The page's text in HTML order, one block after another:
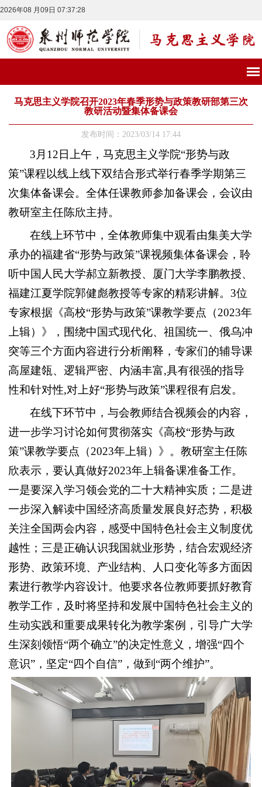
2026年08 月09日 07:37:28
马克思主义学院召开2023年春季形势与政策教研部第三次
教研活动暨集体备课会
发布时间：2023/03/14 17:44
3 月 12 日上午，马克思主义学院“形势与政
策”课程以线上线下双结合形式举行春季学期第三
次集体备课会。全体任课教师参加备课会，会议由
教研室主任陈欣主持。
在线上环节中，全体教师集中观看由集美大学
承办的福建省“形势与政策”课视频集体备课会，聆
听中国人民大学郝立新教授、厦门大学李鹏教授、
福建江夏学院郭健彪教授等专家的精彩讲解。 3位
专家根据《高校“形势与政策”课教学要点（2023年
上辑）》，围绕中国式现代化、祖国统一、俄乌冲
突等三个方面内容进行分析阐释，专家们的辅导课
高屋建瓴、逻辑严密、内涵丰富,具有很强的指导
性和针对性,对上好“形势与政策”课程很有启发。
在线下环节中，与会教师结合视频会的内容，
进一步学习讨论如何贯彻落实《高校“形势与政
策”课教学要点（2023年上辑）》。教研室主任陈
欣表示，要认真做好2023年上辑备课准备工作。
一是要深入学习领会党的二十大精神实质；二是进
一步深入解读中国经济高质量发展良好态势，积极
关注全国两会内容，感受中国特色社会主义制度优
越性；三是正确认识我国就业形势，结合宏观经济
形势、政策环境、产业结构、人口变化等多方面因
素进行教学内容设计。他要求各位教师要抓好教育
教学工作，及时将坚持和发展中国特色社会主义的
生动实践和重要成果转化为教学案例，引导广大学
生深刻领悟“两个确立”的决定性意义，增强“四个
意识”，坚定“四个自信”，做到“两个维护”。